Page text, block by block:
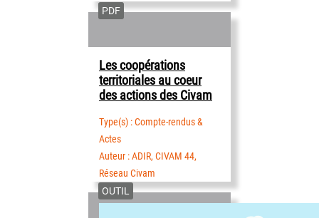
PDF
Les coopérations
territoriales au coeur
des actions des Civam
Type(s) : Compte-rendus &
Actes
Auteur : ADIR, CIVAM 44,
Réseau Civam
OUTIL